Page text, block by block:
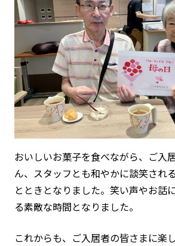
おいしいお菓子を食べながら、ご入
ん、スタッフとも和やかに談笑され
とときとなりました。笑い声やお話
る素敵な時間となりました。
これからも、ご入居者の皆さまに楽